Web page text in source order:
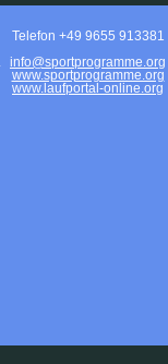
Telefon +49 9655 913381
info@sportprogramme.org
www.sportprogramme.org
www.laufportal-online.org